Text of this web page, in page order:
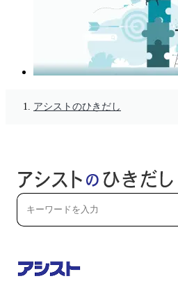
アシストのひきだし